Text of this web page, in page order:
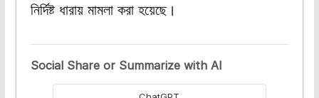
নির্দিষ্ট ধারায় মামলা করা হয়েছে।
Social Share or Summarize with AI